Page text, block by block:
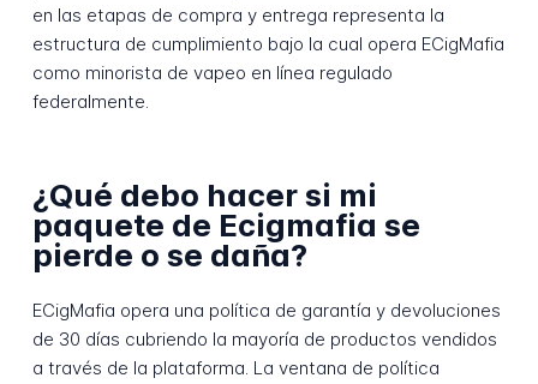
en las etapas de compra y entrega representa la
estructura de cumplimiento bajo la cual opera ECigMafia
como minorista de vapeo en línea regulado
federalmente.
¿Qué debo hacer si mi
paquete de Ecigmafia se
pierde o se daña?
ECigMafia opera una política de garantía y devoluciones
de 30 días cubriendo la mayoría de productos vendidos
a través de la plataforma. La ventana de política